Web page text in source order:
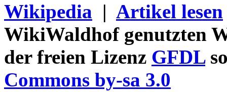
Wikipedia | Artikel lesen
WikiWaldhof genutzten
der freien Lizenz GFDL
Commons by-sa 3.0